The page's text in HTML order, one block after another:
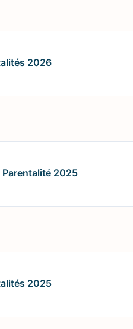
2026
Parentalité 2025
2025